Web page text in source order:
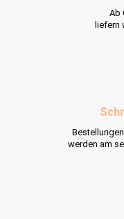
Ab
liefern
werden am